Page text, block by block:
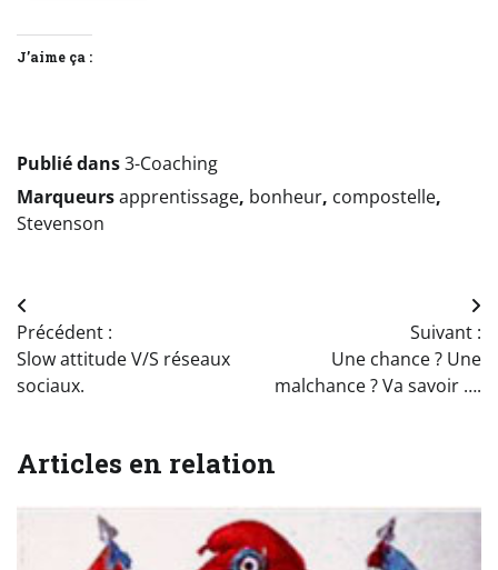
J’aime ça :
Publié dans3-Coaching
Marqueursapprentissage, bonheur, compostelle,
Stevenson
Navigation
de
l’article
Précédent :
Slow attitude V/S réseaux
sociaux.
Suivant :
Une chance ? Une
malchance ? Va savoir ….
Articles en relation